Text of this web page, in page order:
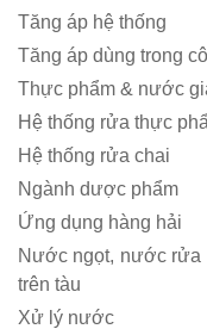
Tăng áp hệ thống
Tăng áp dùng trong
Thực phẩm & nước
Hệ thống rửa thực
Hệ thống rửa chai
Ngành dược phẩm
Ứng dụng hàng hải
Nước ngọt, nước rửa
trên tàu
Xử lý nước